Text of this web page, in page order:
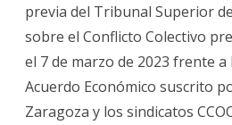
previa del Tribunal Superior
sobre el Conflicto Colectivo
el 7 de marzo de 2023 frente
Acuerdo Económico suscrito
Zaragoza y los sindicatos